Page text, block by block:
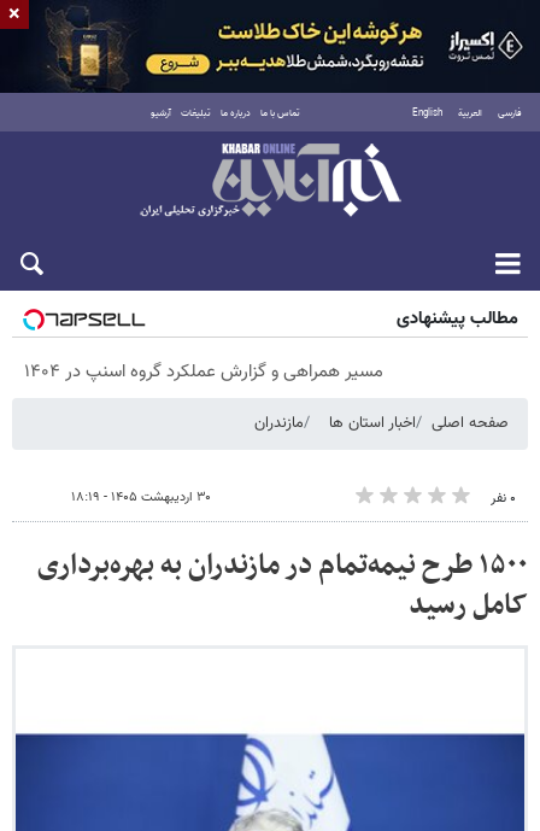
فارسی العربية English تماس با ما درباره ما تبلیغات آرشیو
جمعه ۱۶ مرداد ۱۴۰۵
مطالب پیشنهادی
مسیر همراهی و گزارش عملکرد گروه اسنپ در ۱۴۰۴
صفحه اصلی اخبار استان ها مازندران
۰ نفر ۳۰ اردیبهشت ۱۴۰۵ - ۱۸:۱۹
۱۵۰۰ طرح نیمه‌تمام در مازندران به بهره‌برداری
کامل رسید
×